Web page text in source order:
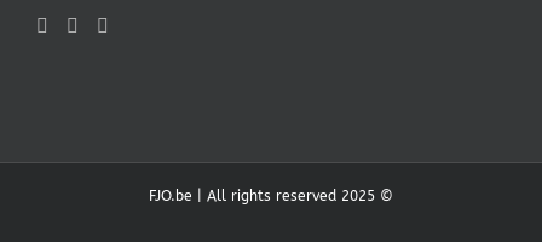
FJO.be | All rights reserved 2025 ©